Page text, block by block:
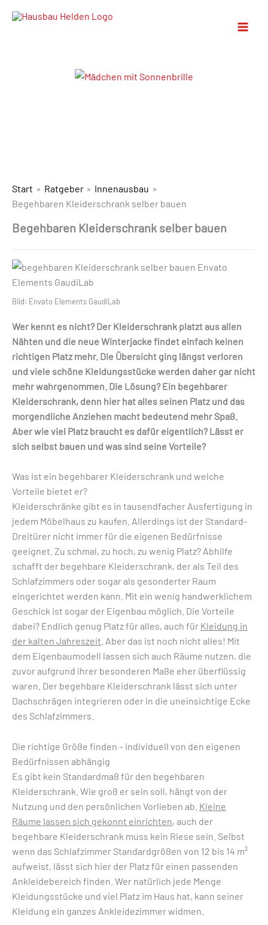
Start Ratgeber
Innenausbau
Begehbaren Kleiderschrank selber bauen
Begehbaren Kleiderschrank selber bauen
Bild: Envato Elements GaudiLab
Wer kennt es nicht? Der Kleiderschrank platzt aus allen
Nähten und die neue Winterjacke findet einfach keinen
richtigen Platz mehr. Die Übersicht ging längst verloren
und viele schöne Kleidungsstücke werden daher gar nicht
mehr wahrgenommen. Die Lösung? Ein begehbarer
Kleiderschrank, denn hier hat alles seinen Platz und das
morgendliche Anziehen macht bedeutend mehr Spaß.
Aber wie viel Platz braucht es dafür eigentlich? Lässt er
sich selbst bauen und was sind seine Vorteile?
Was ist ein begehbarer Kleiderschrank und welche
Vorteile bietet er?
Kleiderschränke gibt es in tausendfacher Ausfertigung in
jedem Möbelhaus zu kaufen. Allerdings ist der Standard-
Dreitürer nicht immer für die eigenen Bedürfnisse
geeignet. Zu schmal, zu hoch, zu wenig Platz? Abhilfe
schafft der begehbare Kleiderschrank, der als Teil des
Schlafzimmers oder sogar als gesonderter Raum
eingerichtet werden kann. Mit ein wenig handwerklichem
Geschick ist sogar der Eigenbau möglich. Die Vorteile
dabei? Endlich genug Platz für alles, auch für Kleidung in
der kalten Jahreszeit . Aber das ist noch nicht alles! Mit
dem Eigenbaumodell lassen sich auch Räume nutzen, die
zuvor aufgrund ihrer besonderen Maße eher überflüssig
waren. Der begehbare Kleiderschrank lässt sich unter
Dachschrägen integrieren oder in die uneinsichtige Ecke
des Schlafzimmers.
Die richtige Größe finden – individuell von den eigenen
Bedürfnissen abhängig
Es gibt kein Standardmaß für den begehbaren
Kleiderschrank. Wie groß er sein soll, hängt von der
Nutzung und den persönlichen Vorlieben ab. Kleine
Räume lassen sich gekonnt einrichten, auch der
begehbare Kleiderschrank muss kein Riese sein. Selbst
wenn das Schlafzimmer Standardgrößen von 12 bis 14 m²
aufweist, lässt sich hier der Platz für einen passenden
Ankleidebereich finden. Wer natürlich jede Menge
Kleidungsstücke und viel Platz im Haus hat, kann seiner
Kleidung ein ganzes Ankleidezimmer widmen.